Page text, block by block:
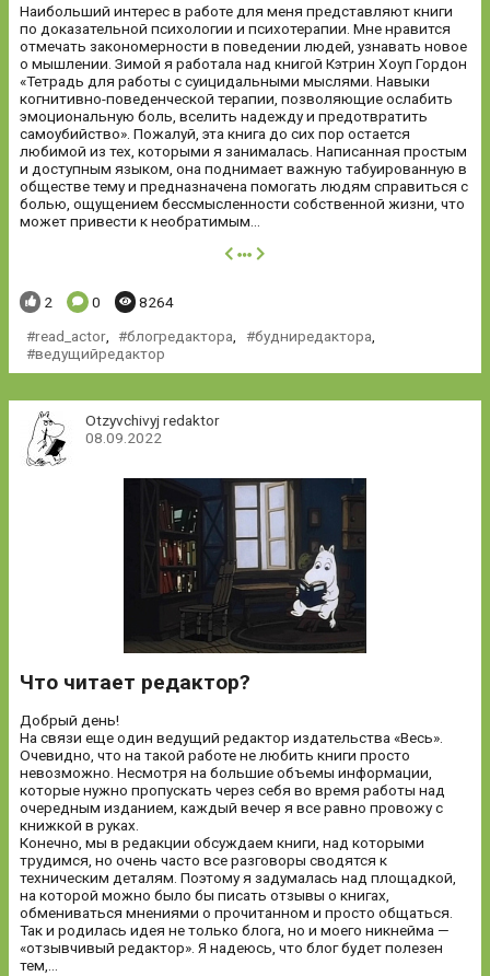
Наибольший интерес в работе для меня представляют книги
по доказательной психологии и психотерапии. Мне нравится
отмечать закономерности в поведении людей, узнавать новое
о мышлении. Зимой я работала над книгой Кэтрин Хоуп Гордон
«Тетрадь для работы с суицидальными мыслями. Навыки
когнитивно-поведенческой терапии, позволяющие ослабить
эмоциональную боль, вселить надежду и предотвратить
самоубийство». Пожалуй, эта книга до сих пор остается
любимой из тех, которыми я занималась. Написанная простым
и доступным языком, она поднимает важную табуированную в
обществе тему и предназначена помогать людям справиться с
болью, ощущением бессмысленности собственной жизни, что
может привести к необратимым...
далее
Понравилось:
2 Комментариев:
0 Просмотров:
8264
read_actor, блогредактора будниредактора
ведущийредактор
Otzyvchivyj redaktor
08.09.2022
Что читает редактор?
Добрый день!
На связи еще один ведущий редактор издательства «Весь».
Очевидно, что на такой работе не любить книги просто
невозможно. Несмотря на большие объемы информации,
которые нужно пропускать через себя во время работы над
очередным изданием, каждый вечер я все равно провожу с
книжкой в руках.
Конечно, мы в редакции обсуждаем книги, над которыми
трудимся, но очень часто все разговоры сводятся к
техническим деталям. Поэтому я задумалась над площадкой,
на которой можно было бы писать отзывы о книгах,
обмениваться мнениями о прочитанном и просто общаться.
Так и родилась идея не только блога, но и моего никнейма —
«отзывчивый редактор». Я надеюсь, что блог будет полезен
тем,...